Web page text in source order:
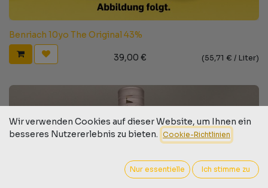
Benriach 10yo The Original 43%
39,00 € (55,71 € / Liter)
Wir verwenden Cookies auf dieser Website, um Ihnen ein
besseres Nutzererlebnis zu bieten. Cookie-Richtlinien
Nur essentielle Ich stimme zu